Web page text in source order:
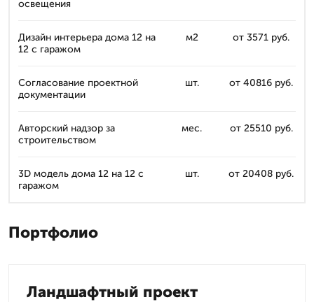
освещения
Дизайн интерьера дома 12 на
12 с гаражом
м2 от 3571 руб.
Согласование проектной
документации
шт. от 40816 руб.
Авторский надзор за
строительством
мес. от 25510 руб.
3D модель дома 12 на 12 с
гаражом
шт. от 20408 руб.
Портфолио
Ландшафтный проект